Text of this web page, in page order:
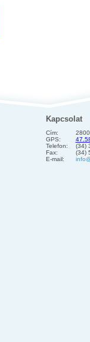
Kapcsolat
Cím:
GPS:
Telefon:
(34)
Fax:
(34)
E-mail: